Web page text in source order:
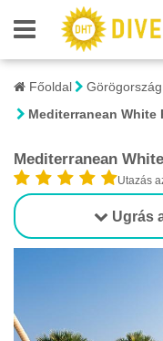
Főoldal Görögország
Mediterranean White
Mediterranean
Utazás
Ugrás